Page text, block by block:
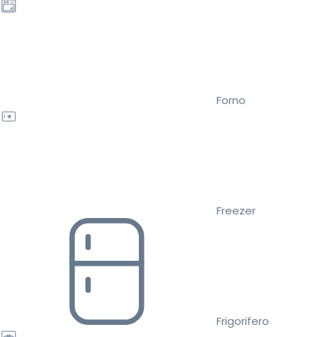
Forno
Freezer
Frigorifero